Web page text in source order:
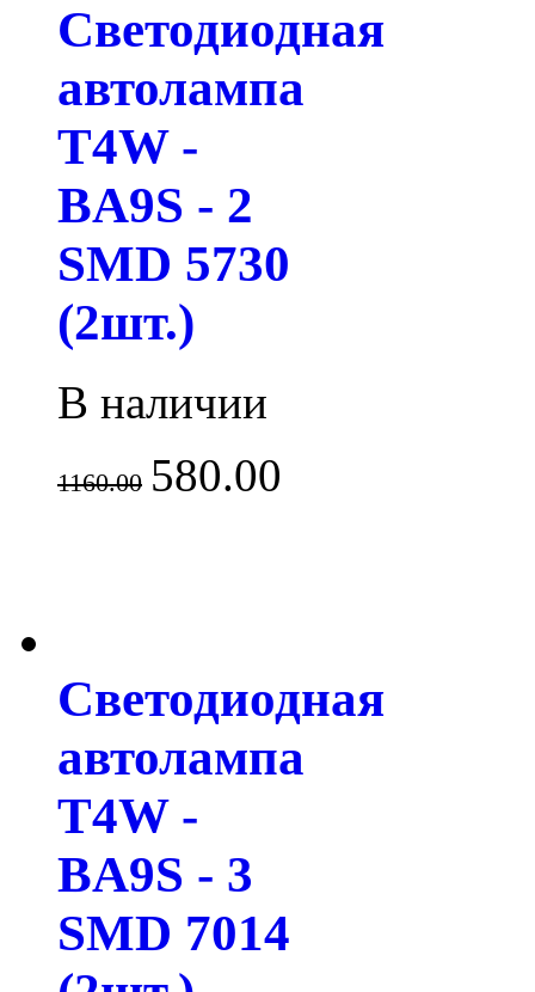
Светодиодная
автолампа
T4W -
BA9S - 2
SMD 5730
(2шт.)
В наличии
1160.00 580.00
Светодиодная
автолампа
T4W -
BA9S - 3
SMD 7014